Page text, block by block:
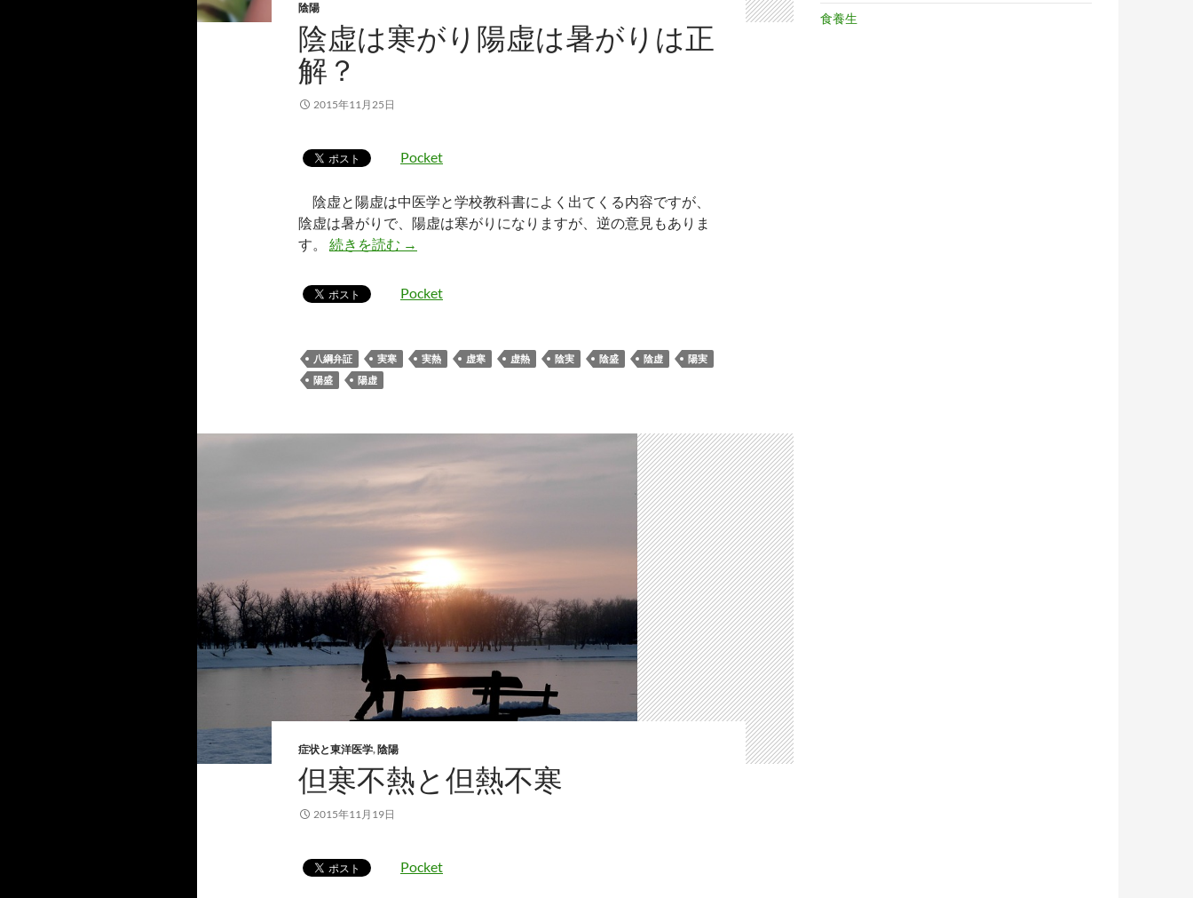
陰陽
陰虚は寒がり陽虚は暑がりは正
解？
2015年11月25日
Pocket
陰虚と陽虚は中医学と学校教科書によく出てくる内容ですが、
陰虚は暑がりで、陽虚は寒がりになりますが、逆の意見もありま
す。 続きを読む 陰虚は寒がり陽虚は暑がりは正解？
→
Pocket
八綱弁証 実寒 実熱 虚寒 虚熱 陰実 陰盛 陰虚
陽実
陽盛
陽虚
症状と東洋医学, 陰陽
但寒不熱と但熱不寒
2015年11月19日
Pocket
食養生